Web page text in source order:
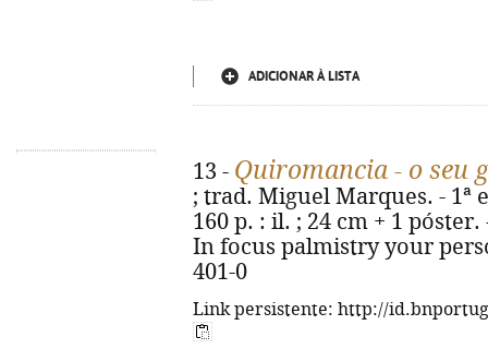
ADICIONAR À LISTA
13 - Quiromancia - o seu
; trad. Miguel Marques. - 1ª
160 p. : il. ; 24 cm + 1
In focus palmistry your
401-0
Link persistente: http://